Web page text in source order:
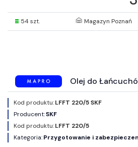
54 szt. Magazyn Poznań
Olej do
Kod produktu:LFFT 220/5 SKF
Producent:SKF
Kod produktu:LFFT 220/5
Kategoria:Przygotowanie i